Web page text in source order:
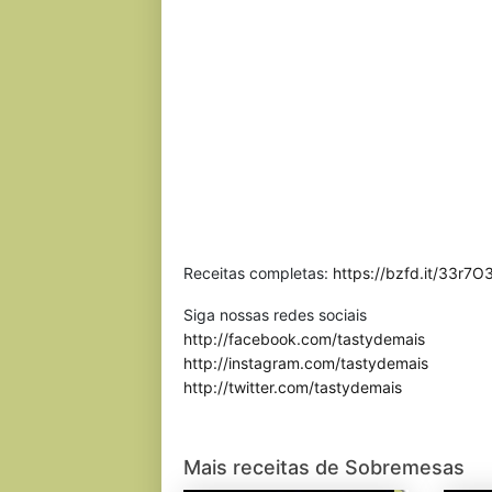
Receitas completas: https://bzfd.it/
Siga nossas redes sociais
http://facebook.com/tastydemais
http://instagram.com/tastydemais
http://twitter.com/tastydemais
Mais receitas de Sobremesas